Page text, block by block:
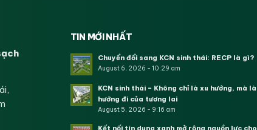
TIN MỚI NHẤT
Chuyển đổi sang KCN sinh thái: RECP là gì?
August 6, 2026 - 10:29 am
KCN sinh thái – Không chỉ là xu hướng, mà là
hướng đi của tương lai
August 5, 2026 - 9:16 am
Kết nối tín dụng xanh mở rộng nguồn lực cho